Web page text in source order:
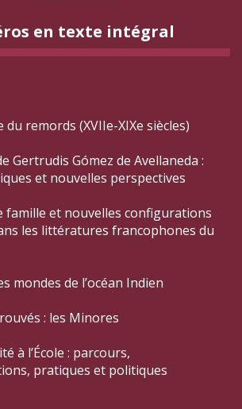
en texte intégral
remords (XVIIe-XIXe siècles)
Gertrudis Gómez de Avellaneda :
et nouvelles perspectives
famille et nouvelles configurations
les littératures francophones du
mondes de l’océan Indien
: les Minores
à l’École : parcours,
pratiques et politiques